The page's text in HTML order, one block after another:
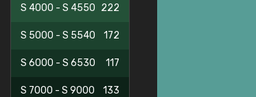
S 4000 - S 4550 222
S 5000 - S 5540 172
S 6000 - S 6530 117
S 7000 - S 9000 133